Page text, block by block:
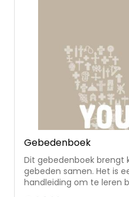
Bosman, Brian
Zweers O.S.A., Stephen
Madeleine Maas O.S.A.
Gebedenboek
Dit gebedenboek brengt
gebeden samen. Het is
handleiding om te leren